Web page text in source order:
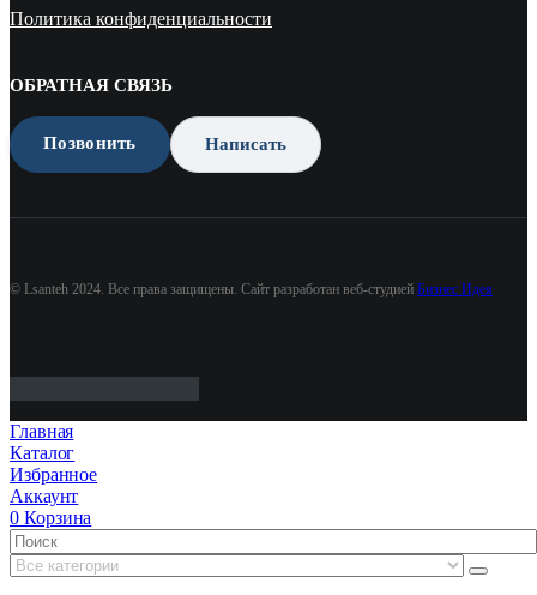
Политика конфиденциальности
ОБРАТНАЯ СВЯЗЬ
Позвонить Написать
© Lsanteh 2024. Все права защищены. Сайт разработан веб-студией Бизнес Идея
Главная
Каталог
Избранное
Аккаунт
0 Корзина